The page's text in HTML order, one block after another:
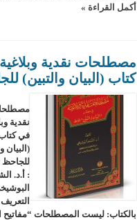
أكمل القراءة »
مصطلحات نقدية
كتاب (البيان والتبين)
نقدية
في
(البيان
للجاحظ
: أ.د.
التعريف
بالكتاب: ليست المصطلحات “مفاتيح